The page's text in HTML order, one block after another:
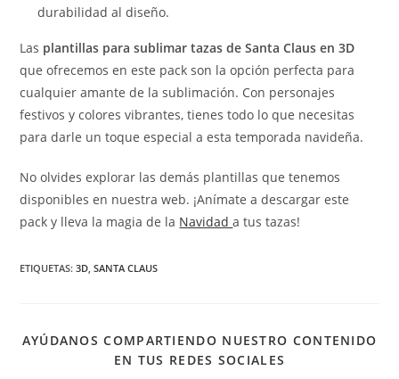
durabilidad al diseño.
Las plantillas para sublimar tazas de Santa Claus en 3D
que ofrecemos en este pack son la opción perfecta para
cualquier amante de la sublimación. Con personajes
festivos y colores vibrantes, tienes todo lo que necesitas
para darle un toque especial a esta temporada navideña.
No olvides explorar las demás plantillas que tenemos
disponibles en nuestra web. ¡Anímate a descargar este
pack y lleva la magia de la Navidada tus tazas!
ETIQUETAS:3D, SANTA CLAUS
AYÚDANOS COMPARTIENDO NUESTRO CONTENIDO
EN TUS REDES SOCIALES